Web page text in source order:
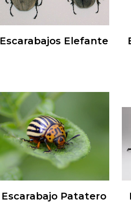
Escarabajos Elefante
Escarabajo Patatero